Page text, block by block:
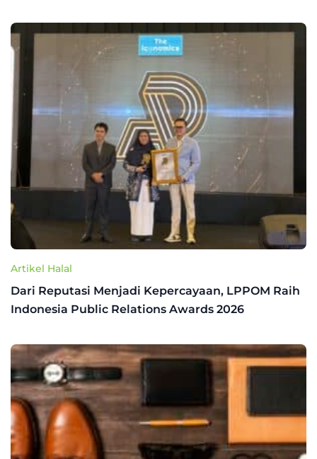
Artikel Halal
Dari Reputasi Menjadi Kepercayaan, LPPOM Raih
Indonesia Public Relations Awards 2026